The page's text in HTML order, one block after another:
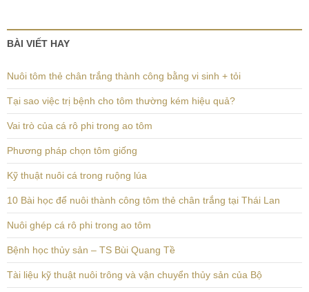
BÀI VIẾT HAY
Nuôi tôm thẻ chân trắng thành công bằng vi sinh + tỏi
Tại sao việc trị bệnh cho tôm thường kém hiệu quả?
Vai trò của cá rô phi trong ao tôm
Phương pháp chọn tôm giống
Kỹ thuật nuôi cá trong ruộng lúa
10 Bài học để nuôi thành công tôm thẻ chân trắng tại Thái Lan
Nuôi ghép cá rô phi trong ao tôm
Bệnh học thủy sản – TS Bùi Quang Tề
Tài liệu kỹ thuật nuôi trông và vận chuyển thủy sản của Bộ